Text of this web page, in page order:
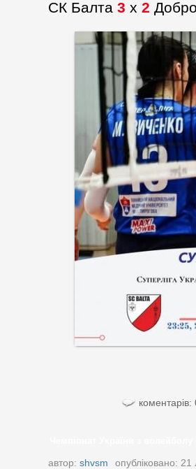
СК Балта 3 х 2
коментарів:
автор: shvsm опубліковано: